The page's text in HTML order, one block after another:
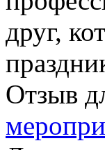
друг,
Отзыв